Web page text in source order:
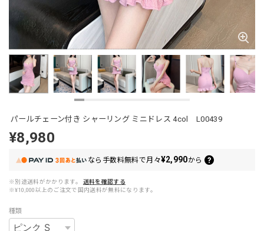
パールチェーン付き シャーリング ミニドレス 4col L00439
¥8,980
なら 手数料無料で月々¥2,990から
※別途送料がかかります。
送料を確認する
※¥10,000以上のご注文で国内送料が無料になります。
種類